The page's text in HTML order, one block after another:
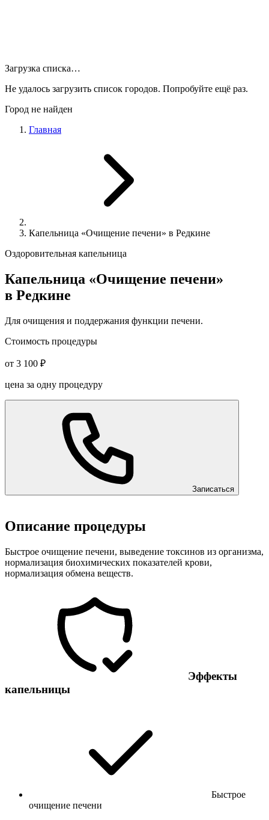
Загрузка списка…
Не удалось загрузить список городов. Попробуйте ещё раз.
Город не найден
Главная
Капельница «Очищение печени» в Редкине
Оздоровительная капельница
Капельница «Очищение печени»
в Редкине
Для очищения и поддержания функции печени.
Стоимость процедуры
от 3 100 ₽
цена за одну процедуру
Записаться
Описание процедуры
Быстрое очищение печени, выведение токсинов из организма,
нормализация биохимических показателей крови,
нормализация обмена веществ.
Эффекты
капельницы
Быстрое
очищение печени